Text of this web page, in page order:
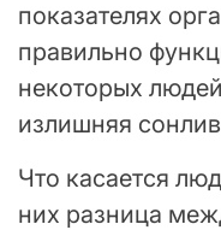
показателях
правильно
некоторых
излишняя
Что касается
них разница